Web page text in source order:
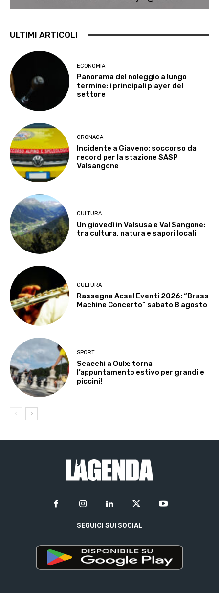
ULTIMI ARTICOLI
ECONOMIA
Panorama del noleggio a lungo
termine: i principali player del
settore
CRONACA
Incidente a Giaveno: soccorso da
record per la stazione SASP
Valsangone
CULTURA
Un giovedì in Valsusa e Val Sangone:
tra cultura, natura e sapori locali
CULTURA
Rassegna Acsel Eventi 2026: “Brass
Machine Concerto” sabato 8 agosto
SPORT
Scacchi a Oulx: torna
l’appuntamento estivo per grandi e
piccini!
SEGUICI SUI SOCIAL